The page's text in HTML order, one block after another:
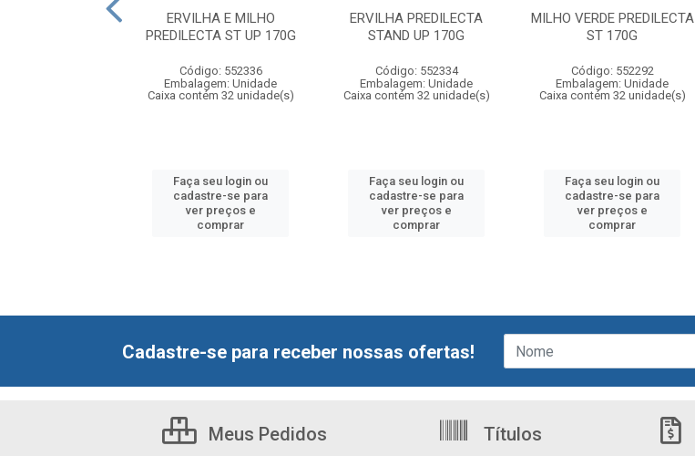
ERVILHA E MILHO
PREDILECTA ST UP 170G
Código: 552336
Embalagem: Unidade
Caixa contém 32 unidade(s)
Faça seu login ou
cadastre-se para
ver preços e
comprar
ERVILHA PREDILECTA
STAND UP 170G
Código: 552334
Embalagem: Unidade
Caixa contém 32 unidade(s)
Faça seu login ou
cadastre-se para
ver preços e
comprar
MILHO VERDE PREDILECTA
ST 170G
Código: 552292
Embalagem: Unidade
Caixa contém 32 unidade(s)
Faça seu login ou
cadastre-se para
ver preços e
comprar
Cadastre-se para receber nossas ofertas!
Meus Pedidos Títulos